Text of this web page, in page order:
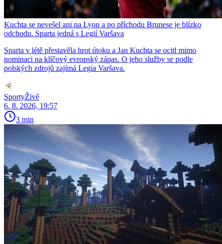
Kuchta se nevešel ani na Lyon a po příchodu Brunese je blízko
odchodu. Sparta jedná s Legií Varšava
Sparta v létě přestavěla hrot útoku a Jan Kuchta se ocitl mimo
nominaci na klíčový evropský zápas. O jeho služby se podle
polských zdrojů zajímá Legia Varšava.
SportyŽivě
6. 8. 2026, 19:57
3 min